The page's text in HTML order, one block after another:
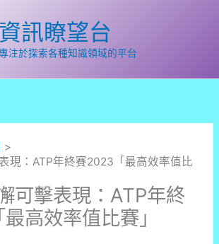
資訊瞭望台
注於探索各種知識領域的平台
現：ATP年終賽2023「最高效率值比
可擊表現：ATP年終
高效率值比賽」